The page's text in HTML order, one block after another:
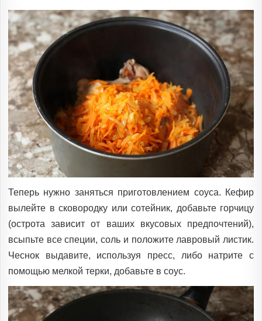
Теперь нужно заняться приготовлением соуса. Кефир
вылейте в сковородку или сотейник, добавьте горчицу
(острота зависит от ваших вкусовых предпочтений),
всыпьте все специи, соль и положите лавровый листик.
Чеснок выдавите, используя пресс, либо натрите с
помощью мелкой терки, добавьте в соус.